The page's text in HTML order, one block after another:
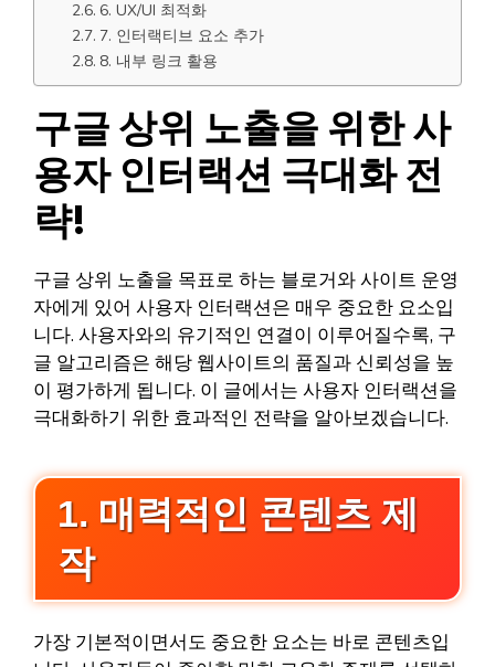
6. UX/UI 최적화
7. 인터랙티브 요소 추가
8. 내부 링크 활용
구글 상위 노출을 위한 사
용자 인터랙션 극대화 전
략!
구글 상위 노출을 목표로 하는 블로거와 사이트 운영
자에게 있어 사용자 인터랙션은 매우 중요한 요소입
니다. 사용자와의 유기적인 연결이 이루어질수록, 구
글 알고리즘은 해당 웹사이트의 품질과 신뢰성을 높
이 평가하게 됩니다. 이 글에서는 사용자 인터랙션을
극대화하기 위한 효과적인 전략을 알아보겠습니다.
1. 매력적인 콘텐츠 제
작
가장 기본적이면서도 중요한 요소는 바로 콘텐츠입